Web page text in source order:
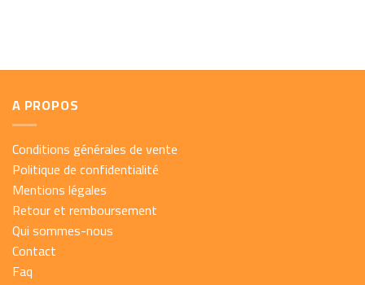
A PROPOS
Conditions générales de vente
Politique de confidentialité
Mentions légales
Retour et remboursement
Qui sommes-nous
Contact
Faq